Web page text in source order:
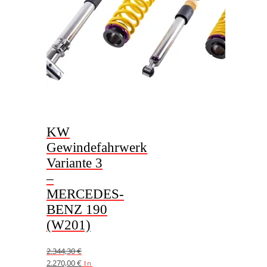
KW
Gewindefahrwerk
Variante 3
–
MERCEDES-
BENZ 190
(W201)
2.344,30€
Ursprünglicher
2.270,00€Aktueller
In